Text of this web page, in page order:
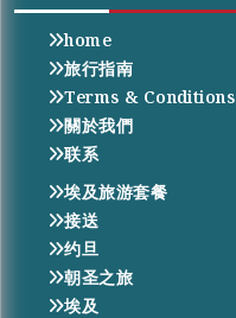
home
旅行指南
Terms & Conditions
關於我們
联系
埃及旅游套餐
接送
约旦
朝圣之旅
埃及